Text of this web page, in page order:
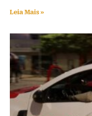
Leia Mais »